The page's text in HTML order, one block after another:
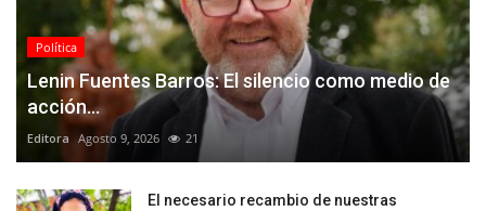
Política
Lenin Fuentes Barros: El silencio como medio de
acción...
Editora Agosto 9, 2026 21
El necesario recambio de nuestras